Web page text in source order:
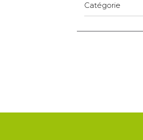
Catégorie